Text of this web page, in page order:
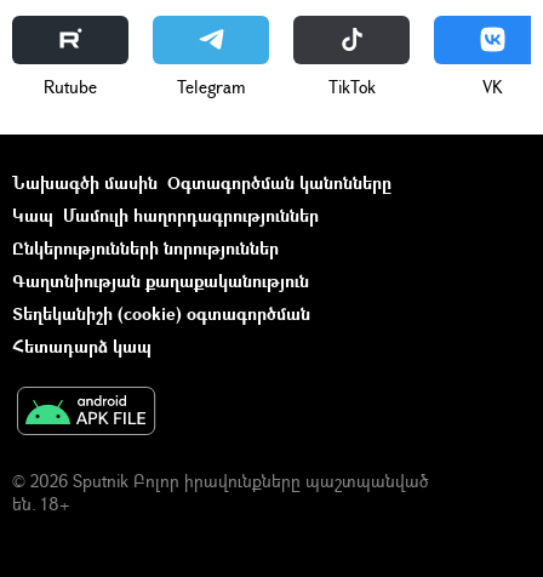
Rutube Telegram ТikТоk VK
Նախագծի մասին Օգտագործման կանոնները
Կապ Մամուլի հաղորդագրություններ
Ընկերությունների նորություններ
Գաղտնիության քաղաքականություն
Տեղեկանիշի (cookie) օգտագործման
Հետադարձ կապ
© 2026 Sputnik Բոլոր իրավունքները պաշտպանված
են. 18+